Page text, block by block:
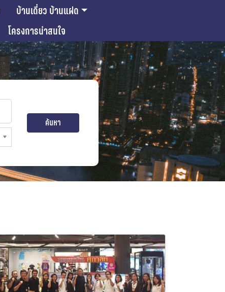
บ้านเดี่ยว บ้านแฝด
โครงการน่าสนใจ
ค้นหา